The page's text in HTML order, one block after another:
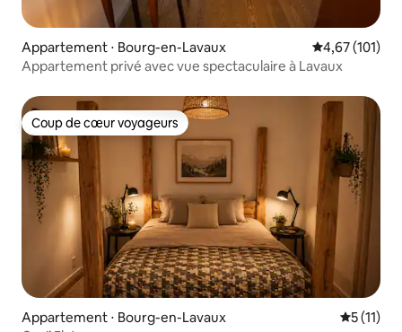
Appartement ⋅ Bourg-en-Lavaux Évaluation
4,67 (101)
Appartement privé avec vue spectaculaire à Lavaux
Coup de cœur voyageurs
Coup de cœur voyageurs
Appartement ⋅ Bourg-en-Lavaux
5 (11)